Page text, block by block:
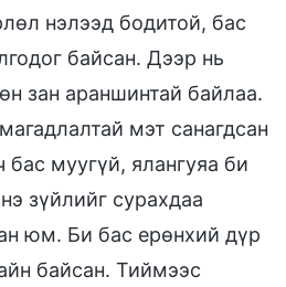
нэлээд бодитой, бас
байсан. Дээр нь
зан араншинтай байлаа.
мэт санагдсан
муугүй, ялангуяа би
зүйлийг сурахдаа
юм. Би бас ерөнхий дүр
байсан. Тиймээс